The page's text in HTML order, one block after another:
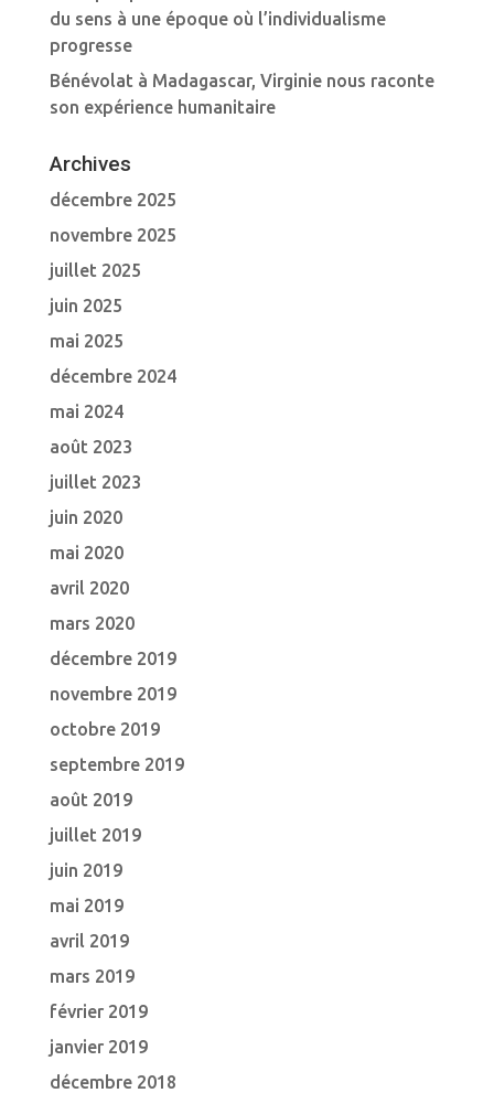
du sens à une époque où l’individualisme
progresse
Bénévolat à Madagascar, Virginie nous raconte
son expérience humanitaire
Archives
décembre 2025
novembre 2025
juillet 2025
juin 2025
mai 2025
décembre 2024
mai 2024
août 2023
juillet 2023
juin 2020
mai 2020
avril 2020
mars 2020
décembre 2019
novembre 2019
octobre 2019
septembre 2019
août 2019
juillet 2019
juin 2019
mai 2019
avril 2019
mars 2019
février 2019
janvier 2019
décembre 2018